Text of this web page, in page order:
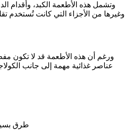
وتشمل هذه الأطعمة الكبد، وأقدام
وغيرها من الأجزاء التي كانت تُستخدم
ورغم أن هذه الأطعمة قد لا تكون
عناصر غذائية مهمة إلى جانب
طرق